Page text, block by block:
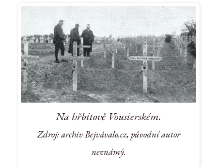
Na hřbitově Vousierském.
Zdroj: archiv Bejvávalo.cz, původní autor
neznámý.